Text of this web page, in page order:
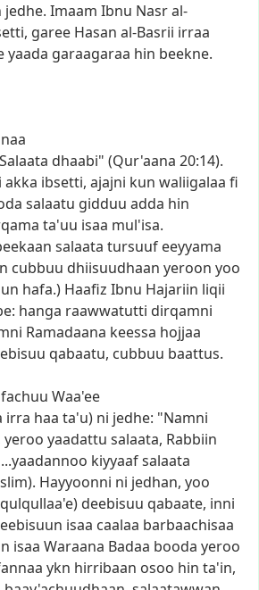
jedhe. Imaam Ibnu Nasral-
garee Hasan al-Basrii irraa
yaada garaagaraa hin beekne.
dhaabi" (Qur'aana 20:14).
akka ibsetti, ajajni kun waliigalaa fi
salaatu gidduu adda hin
ta'uu isaa mul'isa.
salaata tursuuf eeyyama
cubbuu dhiisuudhaan yeroon yoo
hafa.) Haafiz Ibnu Hajariin liqii
hanga raawwatutti dirqamni
Ramadaana keessa hojjaa
qabaatu, cubbuu baattus.
Waa'ee
irra haa ta'u) ni jedhe: "Namni
yeroo yaadattu salaata, Rabbiin
kiyyaafsalaata
Hayyoonni ni jedhan, yoo
deebisuu qabaate, inni
isaa caalaa barbaachisaa
isaa Waraana Badaa booda yeroo
ykn hirribaan osoo hin ta'in,